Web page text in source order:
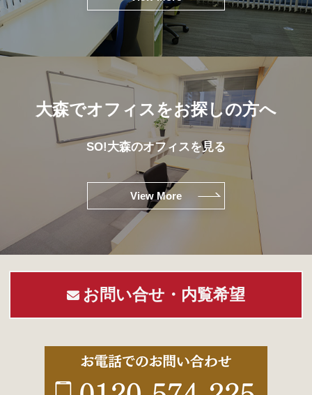
大森でオフィスをお探しの方へ
SO!大森のオフィスを見る
View More
お問い合せ・内覧希望